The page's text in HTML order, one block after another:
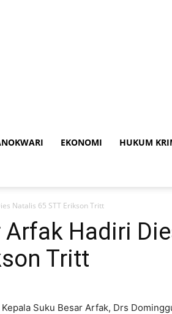
EKONOMI HUKUM
Natalis 65 STT Erikson Tritt
Arfak Hadiri
Tritt
Kepala Suku Besar Arfak, Drs